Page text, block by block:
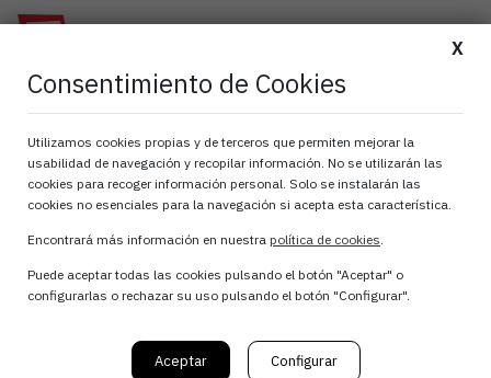
ATANA organiza el
evento “estrategIA –
Presentación de
soluciones de IA en
Navarra”
X
Consentimiento de Cookies
Utilizamos cookies propias y de terceros que permiten mejorar la
usabilidad de navegación y recopilar información. No se utilizarán las
cookies para recoger información personal. Solo se instalarán las
cookies no esenciales para la navegación si acepta esta característica.
Encontrará más información en nuestra política de cookies.
Puede aceptar todas las cookies pulsando el botón "Aceptar" o
configurarlas o rechazar su uso pulsando el botón "Configurar".
Aceptar Configurar